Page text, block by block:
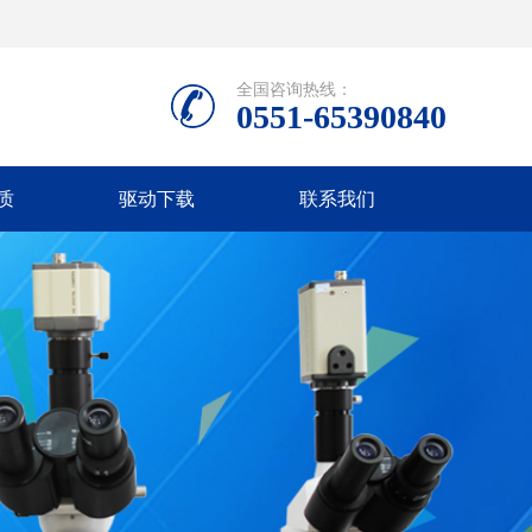
全国咨询热线：
0551-65390840
驱动下载 联系我们